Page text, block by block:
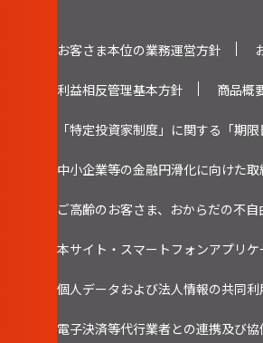
お客さま本位の業務運営方針
利益相反管理基本方針 商品概
「特定投資家制度」に関する「期
中小企業等の金融円滑化に向けた取
ご高齢のお客さま、おからだの不
本サイト・スマートフォンアプリ
個人データおよび法人情報の共同
電子決済等代行業者との連携及び協